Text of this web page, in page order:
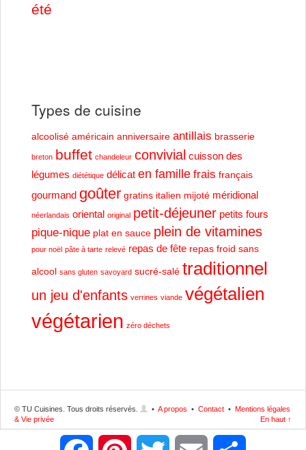
été
Types de cuisine
alcoolisé américain anniversaire antillais brasserie
breton buffet chandeleur convivial cuisson des
légumes diététique délicat en famille frais français
gourmand goûter gratins italien mijoté méridional
néerlandais oriental original petit-déjeuner petits fours
pique-nique plat en sauce plein de vitamines
pour noël pâte à tarte relevé repas de fête repas froid sans
alcool sans gluten savoyard sucré-salé traditionnel
un jeu d'enfants verrines viande végétalien
végétarien zéro déchets
© TU Cuisines. Tous droits réservés. • A propos • Contact • Mentions légales
& Vie privée
En haut ↑
Facebook Pinterest Twitter Email